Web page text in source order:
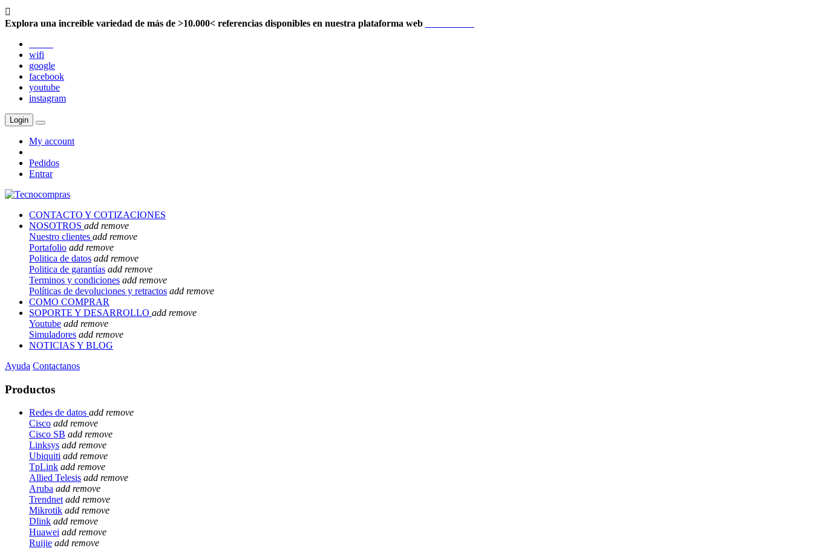

Explora una increíble variedad de más de >10.000< referencias disponibles en nuestra plataforma web
wifi
google
facebook
youtube
instagram
Login
My account
Pedidos
Entrar
CONTACTO Y COTIZACIONES
NOSOTROS add remove
Nuestro clientes add remove
Portafolio add remove
Politica de datos add remove
Politica de garantías add remove
Terminos y condiciones add remove
Políticas de devoluciones y retractos add remove
COMO COMPRAR
SOPORTE Y DESARROLLO add remove
Youtube add remove
Simuladores add remove
NOTICIAS Y BLOG
Ayuda Contactanos
Productos
Redes de datos add remove
Cisco add remove
Cisco SB add remove
Linksys add remove
Ubiquiti add remove
TpLink add remove
Allied Telesis add remove
Aruba add remove
Trendnet add remove
Mikrotik add remove
Dlink add remove
Huawei add remove
Ruijie add remove